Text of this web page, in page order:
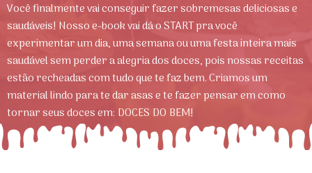
Você finalmente vai conseguir fazer sobremesas deliciosas e
saudáveis! Nosso e-book vai dá o START pra você
experimentar um dia, uma semana ou uma festa inteira mais
saudável sem perder a alegria dos doces, pois nossas receitas
estão recheadas com tudo que te faz bem. Criamos um
material lindo para te dar asas e te fazer pensar em como
tornar seus doces em: DOCES DO BEM!